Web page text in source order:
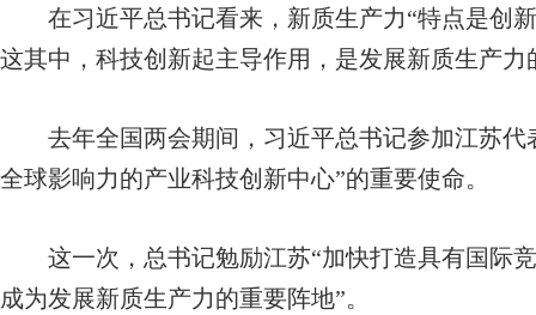
在习近平总书记看来，新质生产力“特点是创新
这其中，科技创新起主导作用，是发展新质生产力
去年全国两会期间，习近平总书记参加江苏代
全球影响力的产业科技创新中心”的重要使命。
这一次，总书记勉励江苏“加快打造具有国际
成为发展新质生产力的重要阵地”。